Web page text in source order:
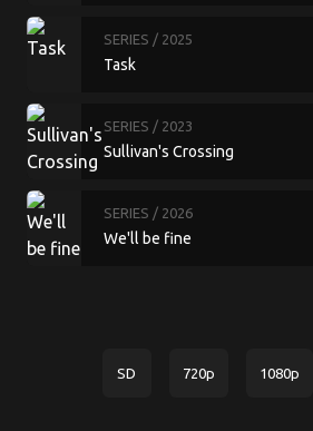
SERIES / 2025
Task
SERIES / 2023
Sullivan's Crossing
SERIES / 2026
We'll be fine
SD 720p 1080p